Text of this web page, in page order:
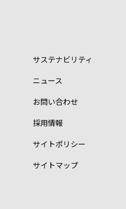
サステナビリティ
ニュース
お問い合わせ
採用情報
サイトポリシー
サイトマップ